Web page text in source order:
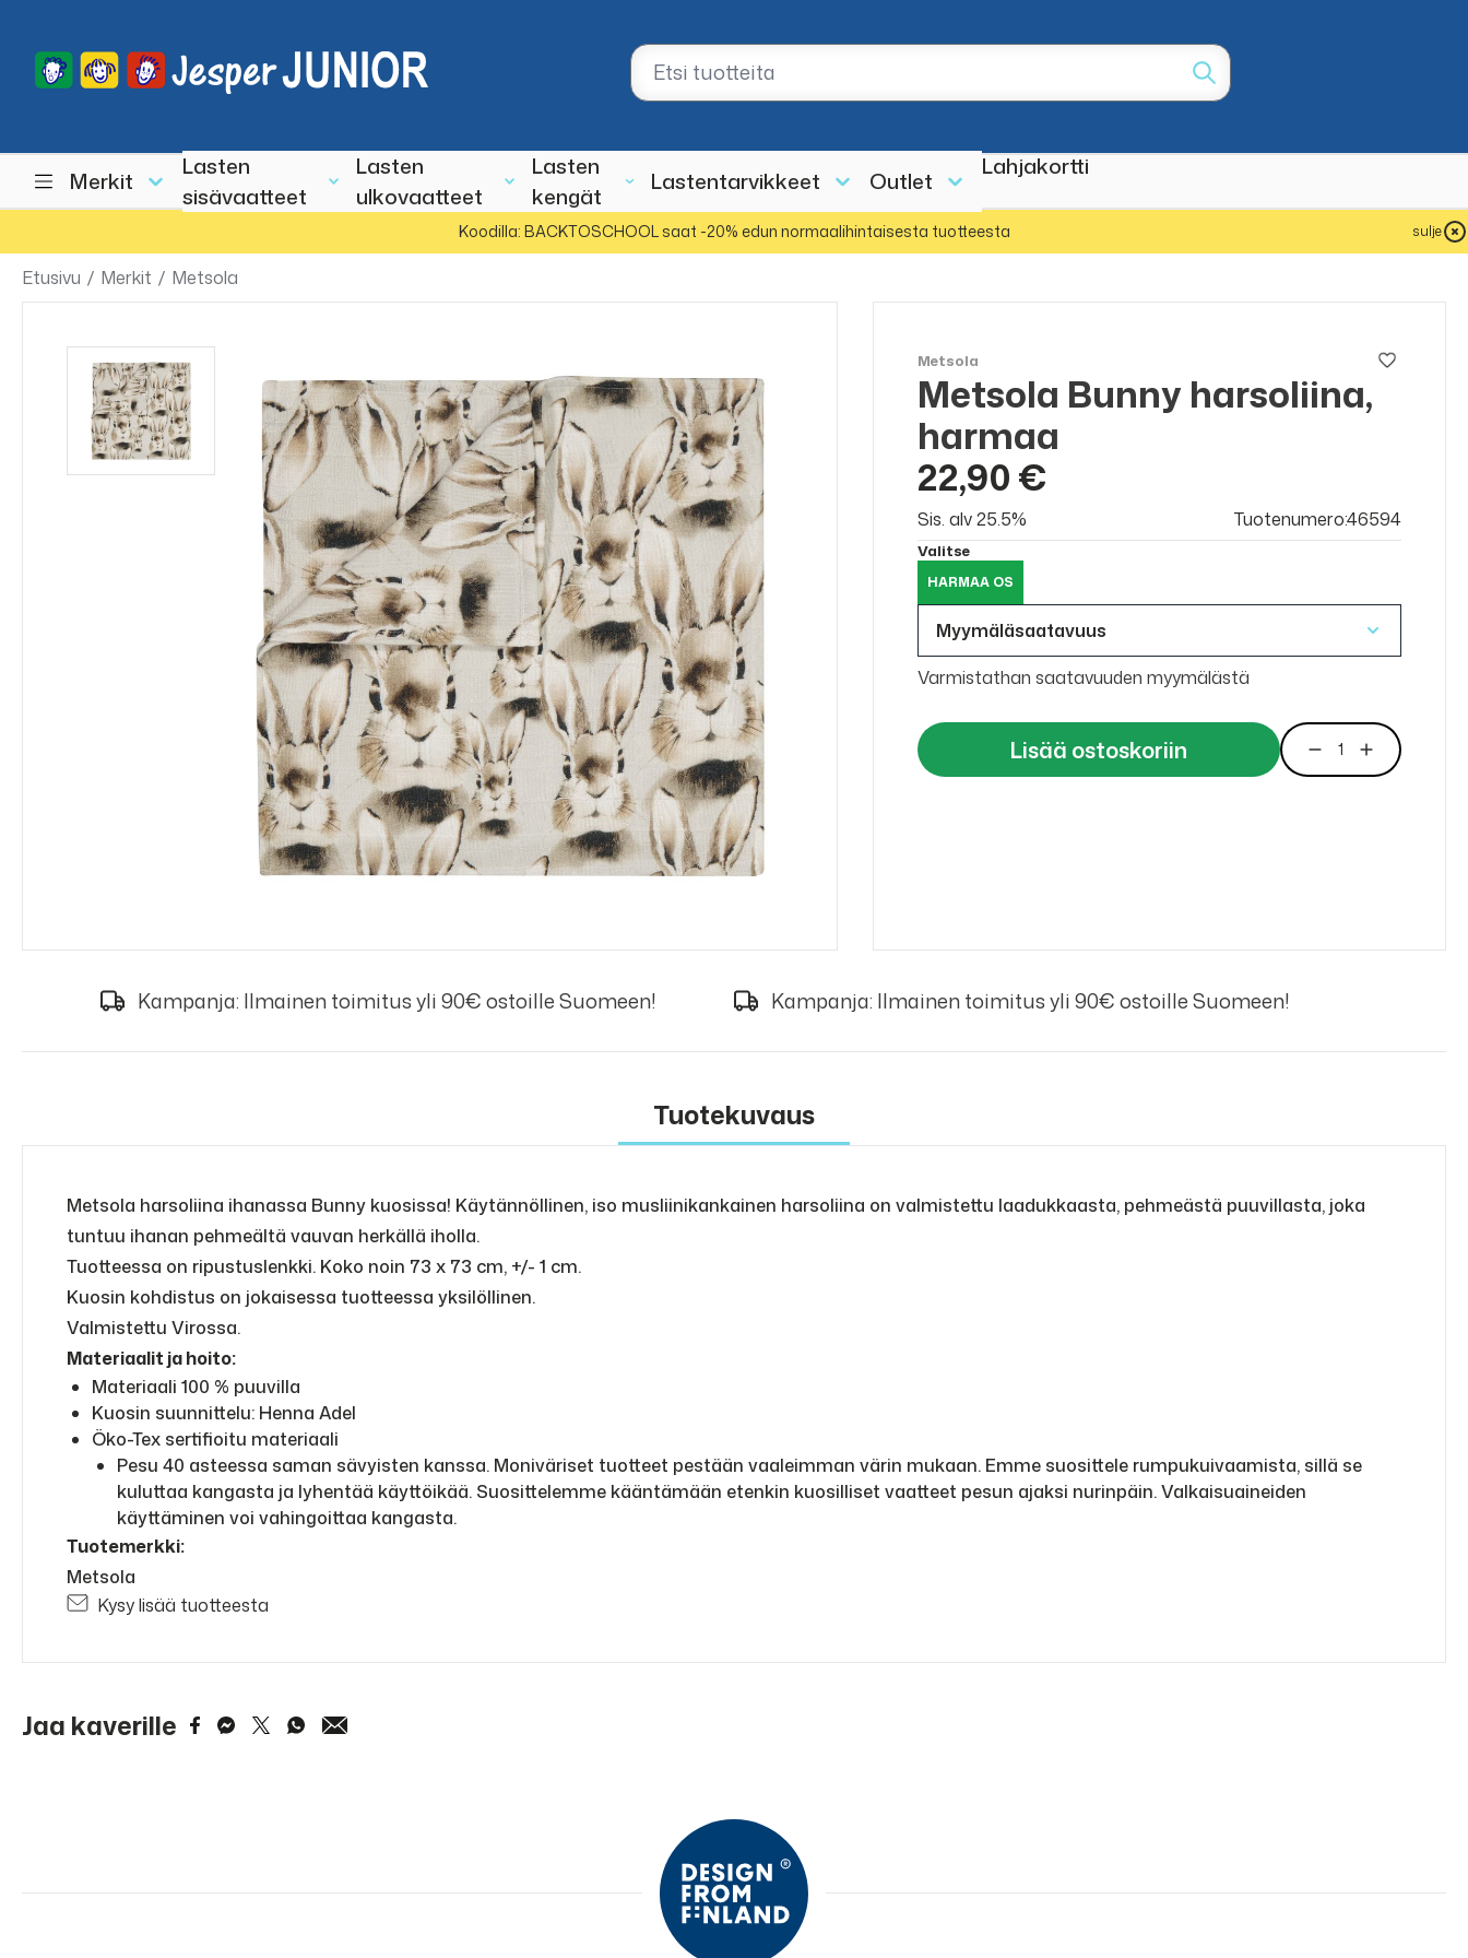
Merkit
Lasten
sisävaatteet
Lasten
ulkovaatteet
Lasten
kengät
Lastentarvikkeet Outlet
Lahjakortti
Koodilla: BACKTOSCHOOL saat -20% edun normaalihintaisesta tuotteesta sulje
Etusivu / Merkit / Metsola
Metsola
Metsola Bunny harsoliina,
harmaa
22,90 €
Sis. alv 25.5% Tuotenumero:46594
Valitse
HARMAA OS
Myymäläsaatavuus
Varmistathan saatavuuden myymälästä
Lisää ostoskoriin
Kampanja: Ilmainen toimitus yli 90€ ostoille Suomeen! Kampanja: Ilmainen toimitus yli 90€ ostoille Suomeen!
Tuotekuvaus
Metsola harsoliina ihanassa Bunny kuosissa! Käytännöllinen, iso musliinikankainen harsoliina on valmistettu laadukkaasta, pehmeästä puuvillasta, joka
tuntuu ihanan pehmeältä vauvan herkällä iholla.
Tuotteessa on ripustuslenkki. Koko noin 73 x 73 cm, +/- 1 cm.
Kuosin kohdistus on jokaisessa tuotteessa yksilöllinen.
Valmistettu Virossa.
Materiaalit ja hoito:
Materiaali 100 % puuvilla
Kuosin suunnittelu: Henna Adel
Öko-Tex sertifioitu materiaali
Pesu 40 asteessa saman sävyisten kanssa. Moniväriset tuotteet pestään vaaleimman värin mukaan. Emme suosittele rumpukuivaamista, sillä se
kuluttaa kangasta ja lyhentää käyttöikää. Suosittelemme kääntämään etenkin kuosilliset vaatteet pesun ajaksi nurinpäin. Valkaisuaineiden
käyttäminen voi vahingoittaa kangasta.
Tuotemerkki:
Metsola
Kysy lisää tuotteesta
Jaa kaverille